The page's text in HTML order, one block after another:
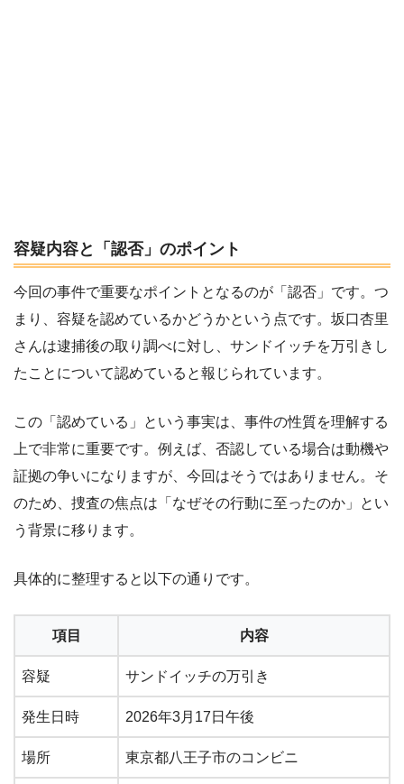
容疑内容と「認否」のポイント
今回の事件で重要なポイントとなるのが「認否」です。つ
まり、容疑を認めているかどうかという点です。坂口杏里
さんは逮捕後の取り調べに対し、サンドイッチを万引きし
たことについて認めていると報じられています。
この「認めている」という事実は、事件の性質を理解する
上で非常に重要です。例えば、否認している場合は動機や
証拠の争いになりますが、今回はそうではありません。そ
のため、捜査の焦点は「なぜその行動に至ったのか」とい
う背景に移ります。
具体的に整理すると以下の通りです。
項目 内容
容疑 サンドイッチの万引き
発生日時 2026年3月17日午後
場所 東京都八王子市のコンビニ